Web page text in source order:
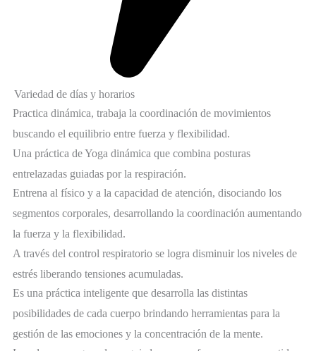
Variedad de días y horarios
Practica dinámica, trabaja la coordinación de movimientos
buscando el equilibrio entre fuerza y flexibilidad.
Una práctica de Yoga dinámica que combina posturas
entrelazadas guiadas por la respiración.
Entrena al físico y a la capacidad de atención, disociando los
segmentos corporales, desarrollando la coordinación aumentando
la fuerza y la flexibilidad.
A través del control respiratorio se logra disminuir los niveles de
estrés liberando tensiones acumuladas.
Es una práctica inteligente que desarrolla las distintas
posibilidades de cada cuerpo brindando herramientas para la
gestión de las emociones y la concentración de la mente.